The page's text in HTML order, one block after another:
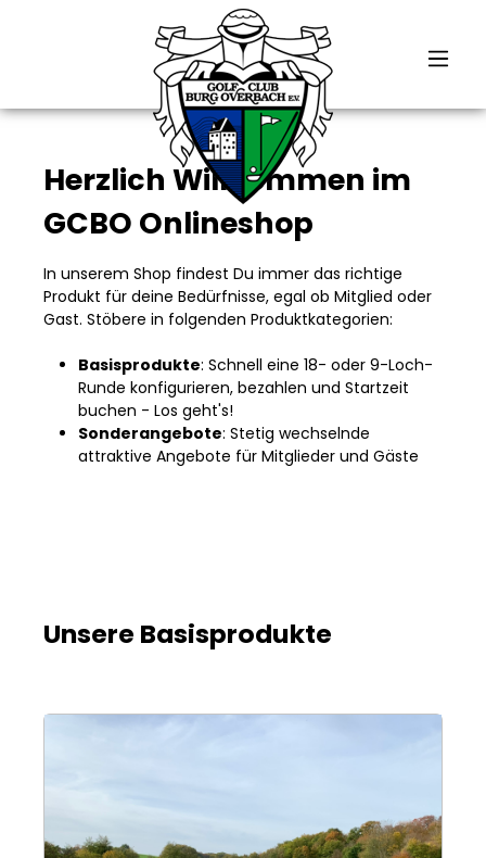
Herzlich Willkommen im
GCBO Onlineshop
In unserem Shop findest Du immer das richtige
Produkt für deine Bedürfnisse, egal ob Mitglied oder
Gast. Stöbere in folgenden Produktkategorien:
Basisprodukte: Schnell eine 18- oder 9-Loch-
Runde konfigurieren, bezahlen und Startzeit
buchen - Los geht's!
Sonderangebote: Stetig wechselnde
attraktive Angebote für Mitglieder und Gäste
Unsere Basisprodukte